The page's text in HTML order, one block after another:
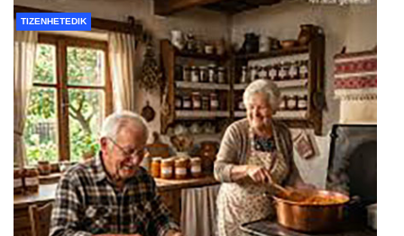
TIZENHETEDIK